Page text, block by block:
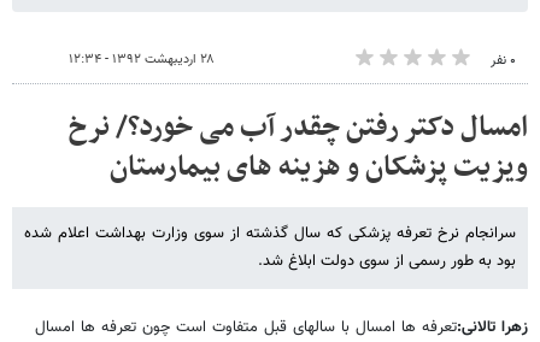
۰ نفر ۲۸ اردیبهشت ۱۳۹۲ - ۱۲:۳۴
امسال دکتر رفتن چقدر آب می خورد؟/ نرخ
ویزیت پزشکان و هزینه های بیمارستان
سرانجام نرخ تعرفه پزشکی که سال گذشته از سوی وزارت بهداشت اعلام شده
بود به طور رسمی از سوی دولت ابلاغ شد.
زهرا تالانی:تعرفه ها امسال با سالهای قبل متفاوت است چون تعرفه ها امسال